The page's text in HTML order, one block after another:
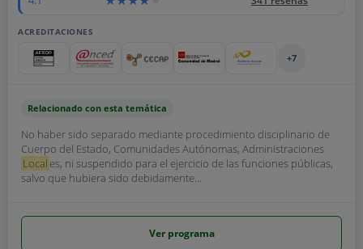
ACREDITACIONES
+7
Relacionado con esta temática
No haber sido separado mediante procedimiento disciplinario de
Cuerpo del Estado, Comunidades Autónomas, Administraciones
Local es, ni suspendido para el ejercicio de las funciones públicas,
salvo que hubiera sido debidamente...
Ver programa